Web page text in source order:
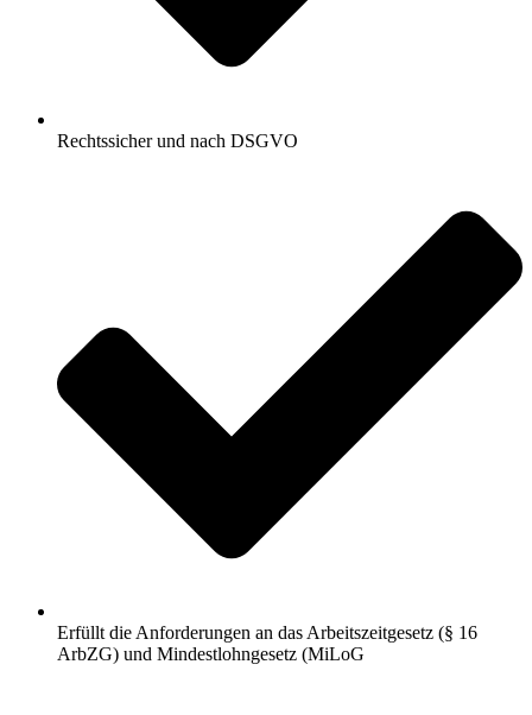
Rechtssicher und nach DSGVO
Erfüllt die Anforderungen an das Arbeitszeitgesetz (§ 16
ArbZG) und Mindestlohngesetz (MiLoG